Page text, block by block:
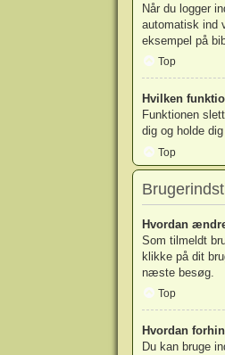
Når du logger
automatisk ind
eksempel på
Top
Hvilken
Funktionen
dig og holde
Top
Hvordan
Som tilmeldt
klikke på dit
næste besøg.
Top
Hvordan
Du kan bruge